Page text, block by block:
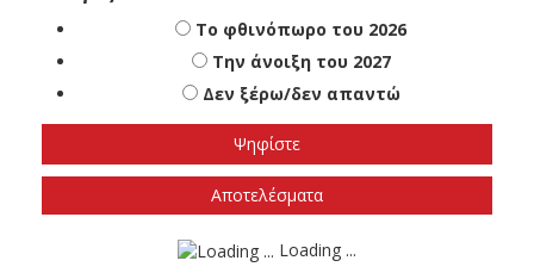
Πότε πιστεύετε ότι θα γίνουν οι εθνικές
εκλογές
Το φθινόπωρο του 2026
Την άνοιξη του 2027
Δεν ξέρω/δεν απαντώ